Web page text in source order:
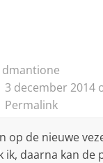
dmantione
3 december 2014
Permalink
op de nieuwe
ik, daarna kan de